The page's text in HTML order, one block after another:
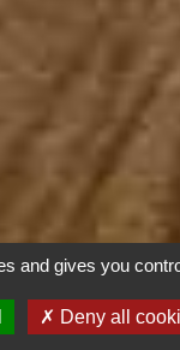
and gives you
Deny all